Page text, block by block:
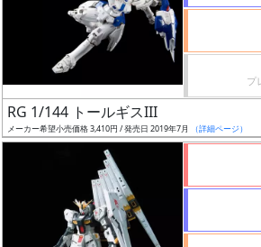
グ
レ
RG 1/144 トールギスIII
メーカー希望小売価格 3,410円 / 発売日 2019年7月 （詳細ページ）